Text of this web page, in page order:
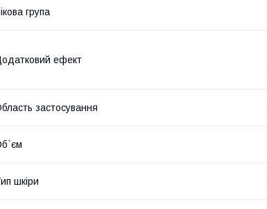
група
ефект
застосування
шкіри